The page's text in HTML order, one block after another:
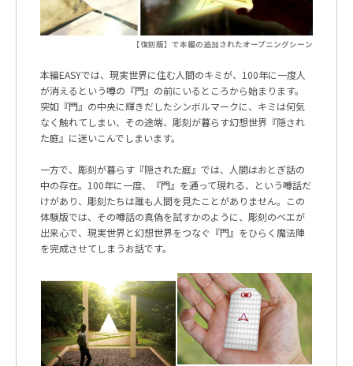
【復刻版】で本編の追加されたオープニングシーン
本編EASYでは、現実世界に住む人間のキミが、 100年に一度人
が消えるという噂の『門』の前にいるところから始まります。
突如『門』の中央に輝きだしたシンボルマークに、キミは何気
なく触れてしまい、その途端、彫刻が暮らす幻想世界『隠され
た庭』に迷いこんでしまいます。
一方で、彫刻が暮らす『隠された庭』では、人間はおとぎ話の
中の存在。 100年に一度、『門』を通って現れる、という噂話だ
けがあり、彫刻たちは誰も人間を見たことがありません。この
体験版では、その噂話の真偽を試すかのように、彫刻のベエが
出来心で、現実世界と幻想世界をつなぐ『門』をひらく魔法陣
を完成させてしまうお話です。